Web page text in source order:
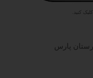
کنید.
پارس